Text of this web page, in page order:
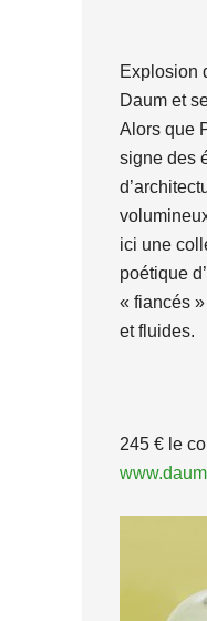
Explosion
Daum et
Alors que
signe des
ici une
poétique
« fiancés
et fluides.
245 € le